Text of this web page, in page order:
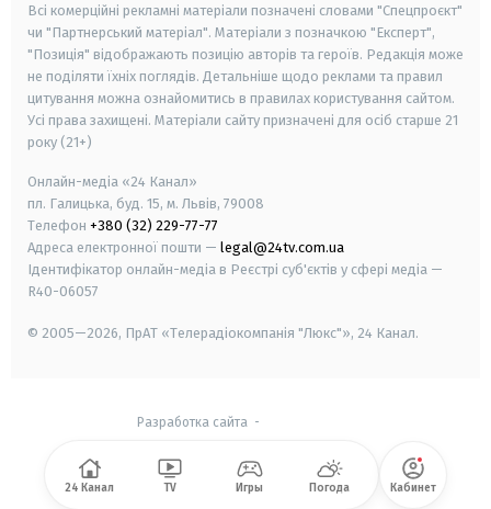
Всі комерційні рекламні матеріали позначені словами "Спецпроєкт"
чи "Партнерський матеріал". Матеріали з позначкою "Експерт",
"Позиція" відображають позицію авторів та героїв. Редакція може
не поділяти їхніх поглядів. Детальніше щодо реклами та правил
цитування можна ознайомитись в правилах користування сайтом.
Усі права захищені. Матеріали сайту призначені для осіб старше 21
року (21+)
Онлайн-медіа «24 Канал»
пл. Галицька, буд. 15, м. Львів, 79008
Телефон +380 (32) 229-77-77
Адреса електронної пошти — legal@24tv.com.ua
Ідентифікатор онлайн-медіа в Реєстрі суб'єктів у сфері медіа —
R40-06057
© 2005—2026, ПрАТ «Телерадіокомпанія "Люкс"», 24 Канал.
Разработка сайта -
24 Канал TV Игры Погода Кабинет